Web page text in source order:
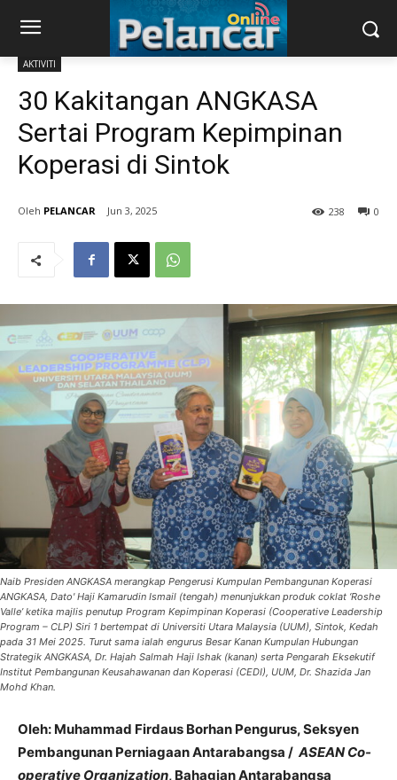
AKTIVITI
30 Kakitangan ANGKASA
Sertai Program Kepimpinan
Koperasi di Sintok
PELANCAR Jun 3, 2025 0
238
Naib Presiden ANGKASA merangkap Pengerusi Kumpulan Pembangunan Koperasi
ANGKASA, Dato' Haji Kamarudin Ismail (tengah) menunjukkan produk coklat ‘Roshe
Valle’ ketika majlis penutup Program Kepimpinan Koperasi (Cooperative Leadership
Program – CLP) Siri 1 bertempat di Universiti Utara Malaysia (UUM), Sintok, Kedah
pada 31 Mei 2025. Turut sama ialah engurus Besar Kanan Kumpulan Hubungan
Strategik ANGKASA, Dr. Hajah Salmah Haji Ishak (kanan) serta Pengarah Eksekutif
Institut Pembangunan Keusahawanan dan Koperasi (CEDI), UUM, Dr. Shazida Jan
Mohd Khan.
Oleh: Muhammad Firdaus Borhan Pengurus, Seksyen
Pembangunan Perniagaan Antarabangsa / ASEAN Co-
operative Organization, Bahagian Antarabangsa